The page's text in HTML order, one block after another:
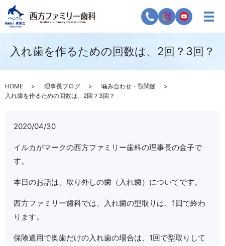
入れ歯を作るための回数は、2回？3回？
HOME 理事長ブログ
噛み合わせ・顎関節
入れ歯を作るための回数は、2回？3回？
2020/04/30
イルカがマークの西方ファミリー歯科の理事長の金子で
す。
本日のお話は、取り外しの歯（入れ歯）についてです。
西方ファミリー歯科では、入れ歯の型取りは、1回で終わ
ります。
保険適用で奥歯だけの入れ歯の場合は、1回で型取りして